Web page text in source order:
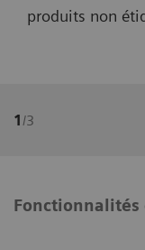
produits non
1 /3
Fonctionnalités